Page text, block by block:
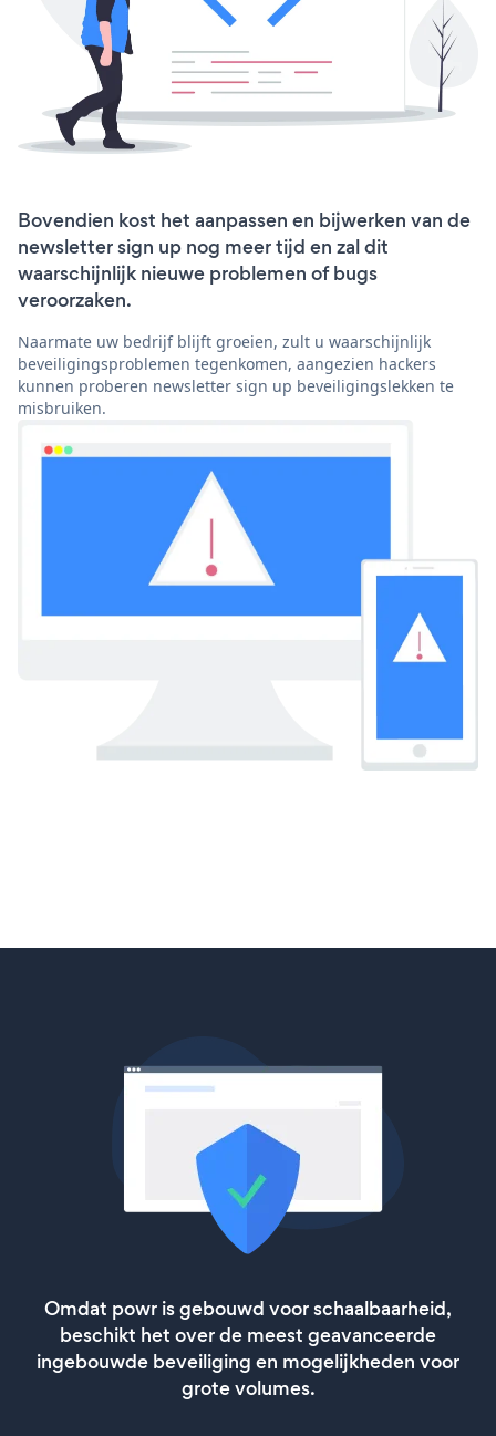
Bovendien kost het aanpassen en bijwerken van de
newsletter sign up nog meer tijd en zal dit
waarschijnlijk nieuwe problemen of bugs
veroorzaken.
Naarmate uw bedrijf blijft groeien, zult u waarschijnlijk
beveiligingsproblemen tegenkomen, aangezien hackers
kunnen proberen newsletter sign up beveiligingslekken te
misbruiken.
Omdat powr is gebouwd voor schaalbaarheid,
beschikt het over de meest geavanceerde
ingebouwde beveiliging en mogelijkheden voor
grote volumes.